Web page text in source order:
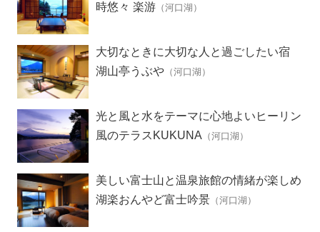
時悠々 楽游 （河口湖）
大切なときに大切な人と過ごしたい宿
湖山亭うぶや （河口湖）
光と風と水をテーマに心地よいヒーリン
グリゾート
風のテラスKUKUNA （河口湖）
美しい富士山と温泉旅館の情緒が楽しめ
る宿
湖楽おんやど富士吟景 （河口湖）